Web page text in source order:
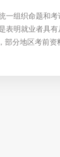
一组织命题和
表明就业者具
分地区考前